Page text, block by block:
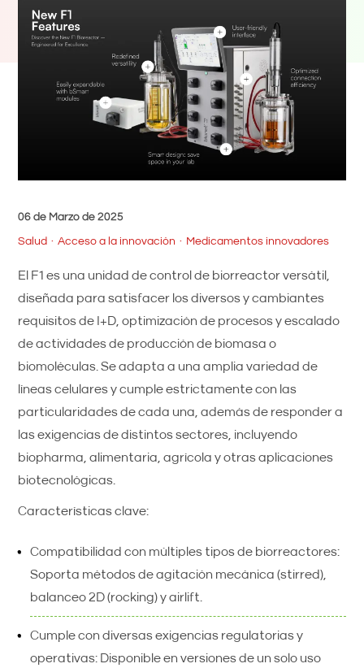
06 de Marzo de 2025
Salud Acceso a la innovación Medicamentos innovadores
El F1 es una unidad de control de biorreactor versátil,
diseñada para satisfacer los diversos y cambiantes
requisitos de I+D, optimización de procesos y escalado
de actividades de producción de biomasa o
biomoléculas. Se adapta a una amplia variedad de
líneas celulares y cumple estrictamente con las
particularidades de cada una, además de responder a
las exigencias de distintos sectores, incluyendo
biopharma, alimentaria, agrícola y otras aplicaciones
biotecnológicas.
Características clave:
Compatibilidad con múltiples tipos de biorreactores:
Soporta métodos de agitación mecánica (stirred),
balanceo 2D (rocking) y airlift.
Cumple con diversas exigencias regulatorias y
operativas: Disponible en versiones de un solo uso